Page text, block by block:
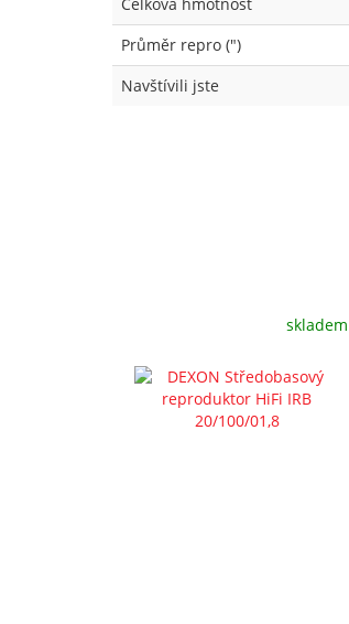
Průměr repro (")
Navštívili jste
skladem